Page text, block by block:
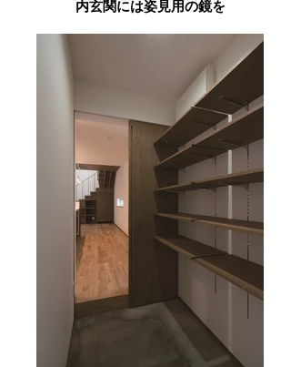
内玄関には姿見用の鏡を